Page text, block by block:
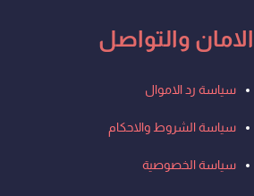
الامان والتواصل
Menuسياسة رد الاموال
سياسة الشروط والاحكام
سياسة الخصوصية